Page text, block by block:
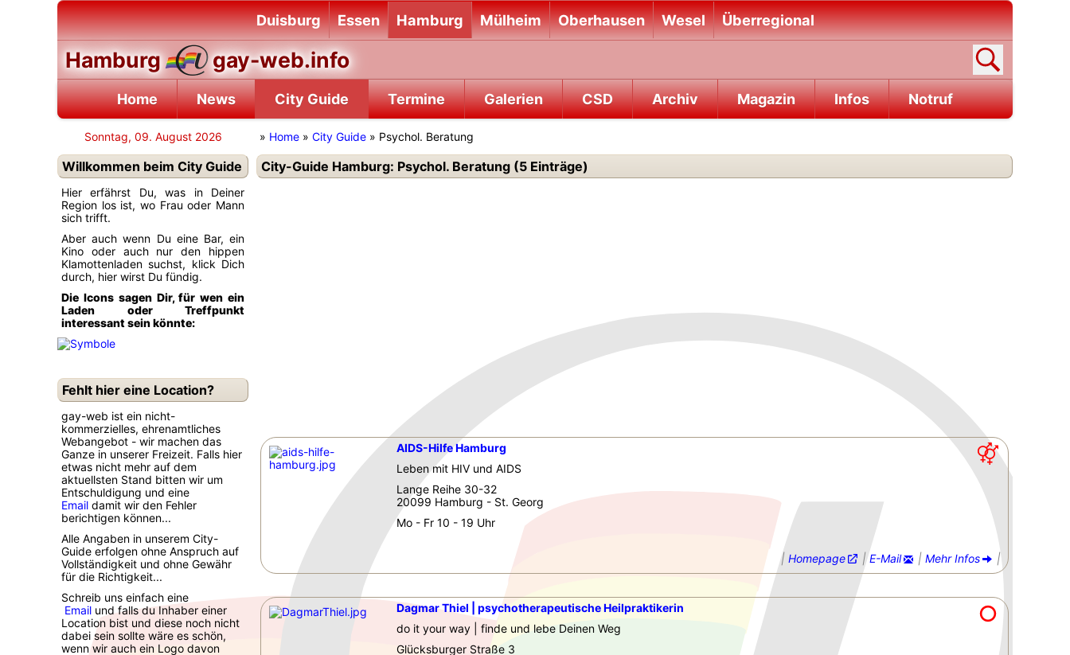
Duisburg Essen Hamburg Mülheim Oberhausen Wesel Überregional
Hamburg gay-web.info
Home News City Guide Termine Galerien CSD Archiv Magazin Infos Notruf
Sonntag, 09. August 2026
Willkommen beim City Guide
Hier erfährst Du, was in Deiner
Region los ist, wo Frau oder Mann
sich trifft.
Aber auch wenn Du eine Bar, ein
Kino oder auch nur den hippen
Klamottenladen suchst, klick Dich
durch, hier wirst Du fündig.
Die Icons sagen Dir, für wen ein
Laden oder Treffpunkt
interessant sein könnte:
Fehlt hier eine Location?
gay-web ist ein nicht-
kommerzielles, ehrenamtliches
Webangebot - wir machen das
Ganze in unserer Freizeit. Falls hier
etwas nicht mehr auf dem
aktuellsten Stand bitten wir um
Entschuldigung und eine
Email damit wir den Fehler
berichtigen können...
Alle Angaben in unserem City-
Guide erfolgen ohne Anspruch auf
Vollständigkeit und ohne Gewähr
für die Richtigkeit...
Schreib uns einfach eine
Email und falls du Inhaber einer
Location bist und diese noch nicht
dabei sein sollte wäre es schön,
wenn wir auch ein Logo davon
» Home » City Guide » Psychol. Beratung
City-Guide Hamburg: Psychol. Beratung (5 Einträge)
AIDS-Hilfe Hamburg
Leben mit HIV und AIDS
Lange Reihe 30-32
20099 Hamburg - St. Georg
Mo - Fr 10 - 19 Uhr
| Homepage |E-Mail | Mehr Infos |
Dagmar Thiel | psychotherapeutische Heilpraktikerin
do it your way | finde und lebe Deinen Weg
Glücksburger Straße 3